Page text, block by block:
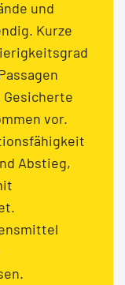
und
Kurze
vor.
Abstieg,